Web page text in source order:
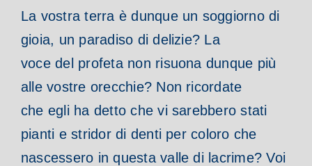
La vostra terra è dunque un soggiorno di
gioia, un paradiso di delizie? La
voce del profeta non risuona dunque più
alle vostre orecchie? Non ricordate
che egli ha detto che vi sarebbero stati
pianti e stridor di denti per coloro che
nascessero in questa valle di lacrime? Voi